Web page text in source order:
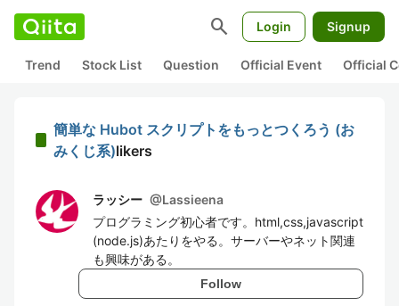
search Login Signup
Trend Stock List Question Official Event Official
簡単な Hubot スクリプトをもっとつくろう (お
みくじ系)likers
ラッシー @Lassieena
プログラミング初心者です。html,css,javascript
(node.js)あたりをやる。サーバーやネット関連
も興味がある。
Follow